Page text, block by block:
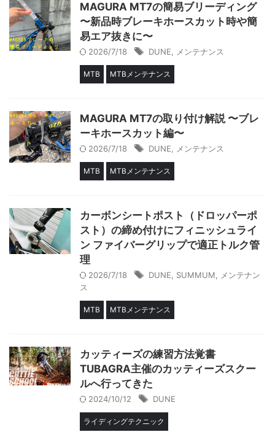
MAGURA MT7の簡易ブリーディング
〜新品時ブレーキホースカット時や簡
易エア抜きに〜
2026/7/18 DUNE, メンテナンス
MTB MTBメンテナンス
MAGURA MT7の取り付け解説 〜ブレ
ーキホースカット編〜
2026/7/18 DUNE, メンテナンス
MTB MTBメンテナンス
カーボンシートポスト（ドロッパーポ
スト）の締め付けにフィニッシュライ
ン ファイバーグリップで適正トルク管
理
2026/7/18 DUNE, SUMMUM, メンテナン
ス
MTB MTBメンテナンス
カッティーズの練習方法覚書
TUBAGRA主催のカッティーズスクー
ルへ行ってきた
2024/10/12 DUNE
ライディングテクニック